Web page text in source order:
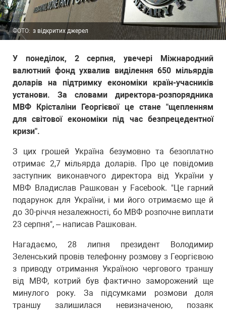
ФОТО: з відкритих джерел
У понеділок, 2 серпня, увечері Міжнародний
валютний фонд ухвалив виділення 650 мільярдів
доларів на підтримку економіки країн-учасників
установи. За словами директора-розпорядника
МВФ Крісталіни Георгієвої це стане "щепленням
для світової економіки під час безпрецедентної
кризи".
З цих грошей Україна безумовно та безоплатно
отримає 2,7 мільярда доларів. Про це повідомив
заступник виконавчого директора від України у
МВФ Владислав Рашкован у Facebook. "Це гарний
подарунок для України, і ми його отримаємо ще й
до 30-річчя незалежності, бо МВФ розпочне виплати
23 серпня", – написав Рашкован.
Нагадаємо, 28 липня президент Володимир
Зеленський провів телефонну розмову з Георгієвою
з приводу отримання Україною чергового траншу
від МВФ, котрий був фактично заморожений ще
минулого року. За підсумками розмови доля
траншу залишилася невизначеною, позаяк